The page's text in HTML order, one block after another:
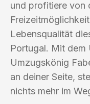
und profitiere von
Lebensqualität
Portugal. Mit dem
Umzugskönig
an deiner Seite,
nichts mehr im